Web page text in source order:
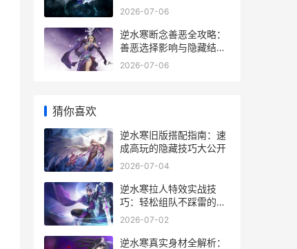
2026-07-06
逆水寒断念善恶全攻略：
善恶选择影响与隐藏结局
大揭秘
2026-07-06
猜你喜欢
逆水寒旧版搭配指南：速
成高玩的隐藏技巧大公开
2026-07-04
逆水寒拉人特效实战技
巧：轻松组队不踩雷的秘
籍
2026-07-02
逆水寒真实身材全解析：